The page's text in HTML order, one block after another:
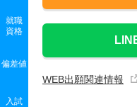
WEB出願関連情報
就職
資格
偏差値
入試